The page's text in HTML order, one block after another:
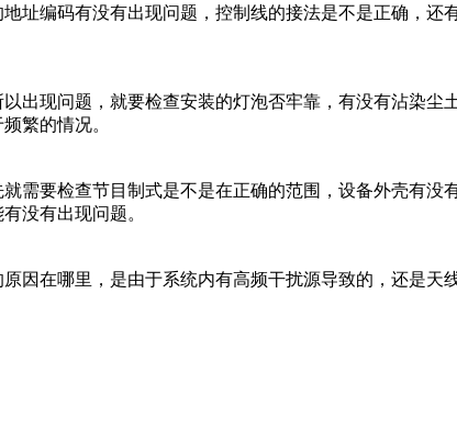
址编码有没有出现问题，控制线的接法是不是正确，
出现问题，就要检查安装的灯泡否牢靠，有没有沾染
繁的情况。
需要检查节目制式是不是在正确的范围，设备外壳有
没有出现问题。
因在哪里，是由于系统内有高频干扰源导致的，还是天